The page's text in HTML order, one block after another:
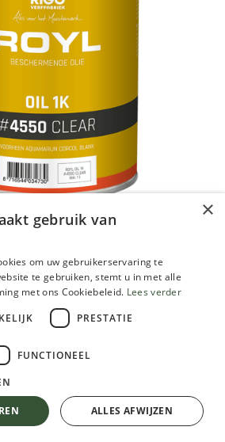
huile de sol 1L
×
gebruik van
om uw gebruikerservaring te
te gebruiken, stemt u in met alle
met ons Cookiebeleid. Lees verder
PRESTATIE
FUNCTIONEEL
ALLES AFWIJZEN